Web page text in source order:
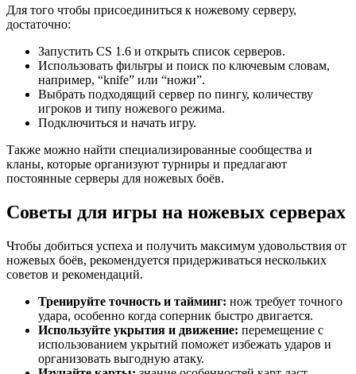
Для того чтобы присоединиться к ножевому серверу,
достаточно:
Запустить CS 1.6 и открыть список серверов.
Использовать фильтры и поиск по ключевым словам,
например, “knife” или “ножи”.
Выбрать подходящий сервер по пингу, количеству
игроков и типу ножевого режима.
Подключиться и начать игру.
Также можно найти специализированные сообщества и
кланы, которые организуют турниры и предлагают
постоянные серверы для ножевых боёв.
Советы для игры на ножевых серверах
Чтобы добиться успеха и получить максимум удовольствия от
ножевых боёв, рекомендуется придерживаться нескольких
советов и рекомендаций.
Тренируйте точность и тайминг: нож требует точного
удара, особенно когда соперник быстро двигается.
Используйте укрытия и движение: перемещение с
использованием укрытий поможет избежать ударов и
организовать выгодную атаку.